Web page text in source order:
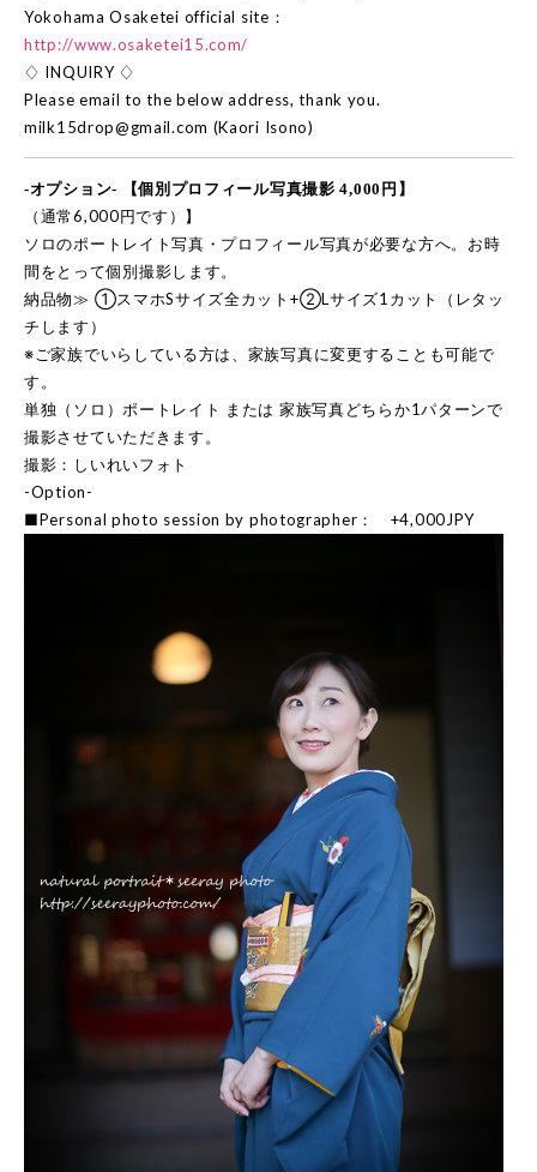
Yokohama Osaketei official site：
http://www.osaketei15.com/
♢ INQUIRY ♢
Please email to the below address, thank you.
milk15drop@gmail.com (Kaori Isono)
-オプション- 【個別プロフィール写真撮影 4,000円】
（通常6,000円です）】
ソロのポートレイト写真・プロフィール写真が必要な方へ。お時
間をとって個別撮影します。
納品物≫ ①スマホSサイズ全カット+②Lサイズ1カット（レタッ
チします）
※ご家族でいらしている方は、家族写真に変更することも可能で
す。
単独（ソロ）ポートレイト または 家族写真どちらか1パターンで
撮影させていただきます。
撮影：しいれいフォト
-Option-
■Personal photo session by photographer： +4,000JPY